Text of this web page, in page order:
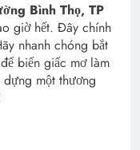
Bình Thọ, TP
giờ hết. Đây chính
nhanh chóng bắt
biến giấc mơ làm
một thương